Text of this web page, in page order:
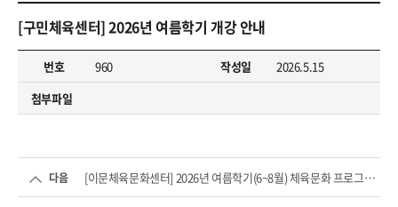
[구민체육센터] 2026년 여름학기 개강 안내
번호 960 작성일
2026.5.15
첨부파일
다음 [이문체육문화센터] 2026년 여름학기(6~8월) 체육문화 프로그램...